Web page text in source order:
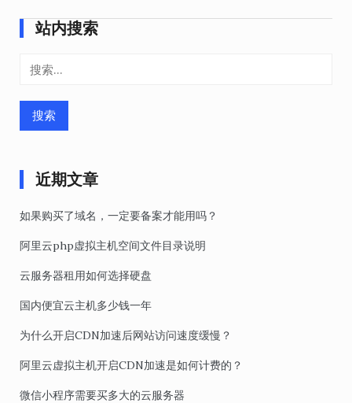
航站内搜索
近期文章
如果购买了域名，一定要备案才能用吗？
阿里云php虚拟主机空间文件目录说明
云服务器租用如何选择硬盘
国内便宜云主机多少钱一年
为什么开启CDN加速后网站访问速度缓慢？
阿里云虚拟主机开启CDN加速是如何计费的？
微信小程序需要买多大的云服务器